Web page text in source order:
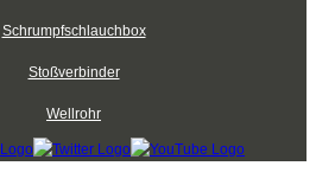
Schrumpfschlauchbox
Stoßverbinder
Wellrohr